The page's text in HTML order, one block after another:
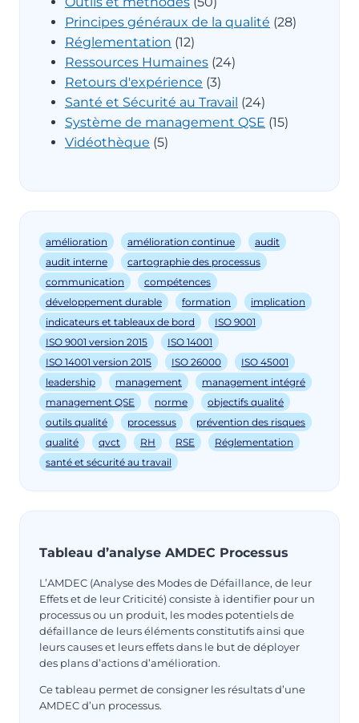
Principes généraux de la qualité (28)
Réglementation (12)
Ressources Humaines (24)
Retours d'expérience (3)
Santé et Sécurité au Travail (24)
Système de management QSE (15)
Vidéothèque (5)
amélioration amélioration continue
audit
audit interne
cartographie des processus
communication
compétences
développement durable
formation
implication
indicateurs et tableaux de bord
ISO 9001
ISO 9001 version 2015
ISO 14001
ISO 14001 version 2015
ISO 26000
ISO 45001
leadership
management
management intégré
management QSE
norme
objectifs qualité
outils qualité
processus
prévention des risques
qualité
qvct RH RSE
Réglementation
santé et sécurité au travail
Tableau d’analyse AMDEC Processus
L’AMDEC (Analyse des Modes de Défaillance, de leur
Effets et de leur Criticité) consiste à identifier pour un
processus ou un produit, les modes potentiels de
défaillance de leurs éléments constitutifs ainsi que
leurs causes et leurs effets dans le but de déployer
des plans d’actions d’amélioration.
Ce tableau permet de consigner les résultats d’une
AMDEC d’un processus.